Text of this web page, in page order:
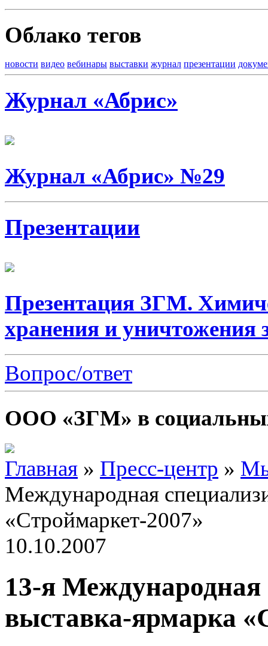
Облако тегов
новости видео вебинары выставки журнал презентации
Журнал «Абрис»
Журнал «Абрис» №29
Презентации
Презентация ЗГМ.
хранения и уничтожения
Вопрос/ответ
ООО «ЗГМ» в
Главная » Пресс-центр »
Международная
«Строймаркет-2007»
10.10.2007
13-я Международная
выставка-ярмарка